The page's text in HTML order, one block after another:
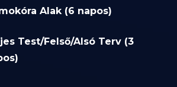
Alak (6 napos)
Test/Felső/Alsó Terv (3